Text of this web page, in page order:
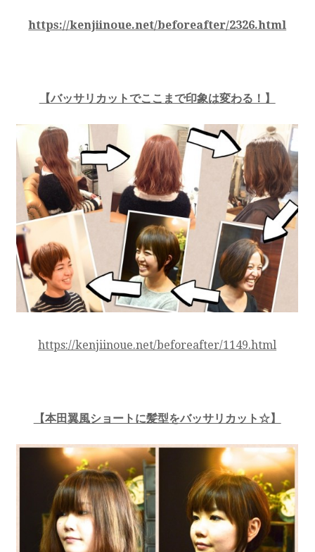
https://kenjiinoue.net/beforeafter/2326.html
【バッサリカットでここまで印象は変わる！】
https://kenjiinoue.net/beforeafter/1149.html
【本田翼風ショートに髪型をバッサリカット☆】